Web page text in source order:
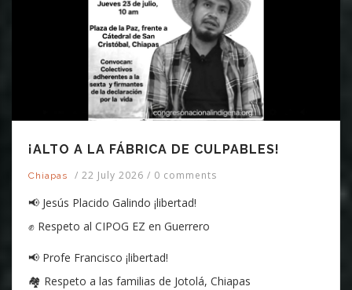
¡ALTO A LA FÁBRICA DE CULPABLES!
Chiapas / 22 July 2026 / 0 comments
📢 Jesús Placido Galindo ¡libertad!
✊ Respeto al CIPOG EZ en Guerrero
📢 Profe Francisco ¡libertad!
🏘️ Respeto a las familias de Jotolá, Chiapas